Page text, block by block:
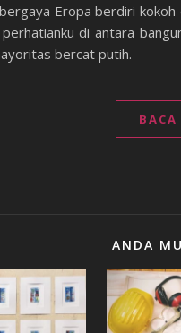
Eropa berdiri
di antara
bercat putih.
BACA
ANDA